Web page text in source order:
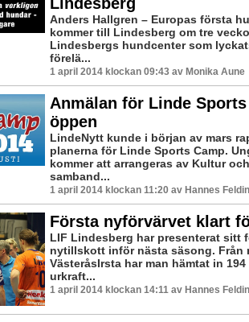
Anders Hallgren – Europas första
kommer till Lindesberg om tre
Lindesbergs hundcenter som
förelä...
1 april 2014 klockan 09:43 av Monika Aune
Anmälan för Linde Sports
öppen
LindeNytt kunde i början av mars
planerna för Linde Sports Camp.
kommer att arrangeras av Kultur
samband...
1 april 2014 klockan 11:20 av Hannes Feldin
Första nyförvärvet klart
LIF Lindesberg har presenterat sitt
nytillskott inför nästa säsong. Från
VästeråsIrsta har man hämtat in
urkraft...
1 april 2014 klockan 14:11 av Hannes Feldin